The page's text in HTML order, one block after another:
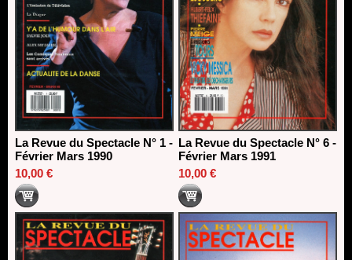
La Revue du Spectacle N° 1 -
Février Mars 1990
10,00 €
La Revue du Spectacle N° 6 -
Février Mars 1991
10,00 €